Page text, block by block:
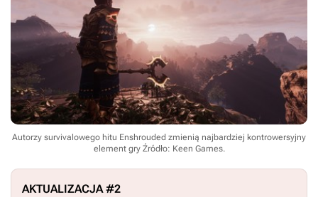
Autorzy survivalowego hitu Enshrouded zmienią najbardziej kontrowersyjny
element gry Źródło: Keen Games.
AKTUALIZACJA #2